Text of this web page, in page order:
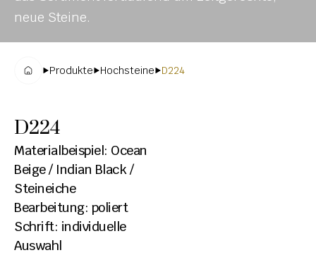
G
DOWNLOADS
DENKMALE
MAGRADO
KOLUMBARIEN
BREITSTEINE
LIEGESTEINE
URNENANLAGEN
LEUCHTGRABMALE
neue Steine.
Produkte Hochsteine D224
D224
Materialbeispiel: Ocean
Beige / Indian Black /
Steineiche
Bearbeitung: poliert
Schrift: individuelle
Auswahl